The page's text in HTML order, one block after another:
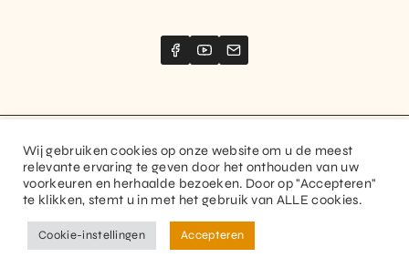
Website created byStimize
© 2026 Guitaranthem. All rights reserved.
Privacy Policy Terms and Conditions
Wij gebruiken cookies op onze website om u de meest
relevante ervaring te geven door het onthouden van uw
voorkeuren en herhaalde bezoeken. Door op "Accepteren"
te klikken, stemt u in met het gebruik van ALLE cookies.
Cookie-instellingen Accepteren